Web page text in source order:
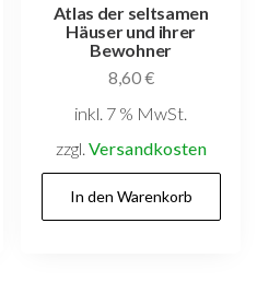
Atlas der seltsamen
Häuser und ihrer
Bewohner
8,60€
inkl. 7 % MwSt.
zzgl. Versandkosten
In den Warenkorb